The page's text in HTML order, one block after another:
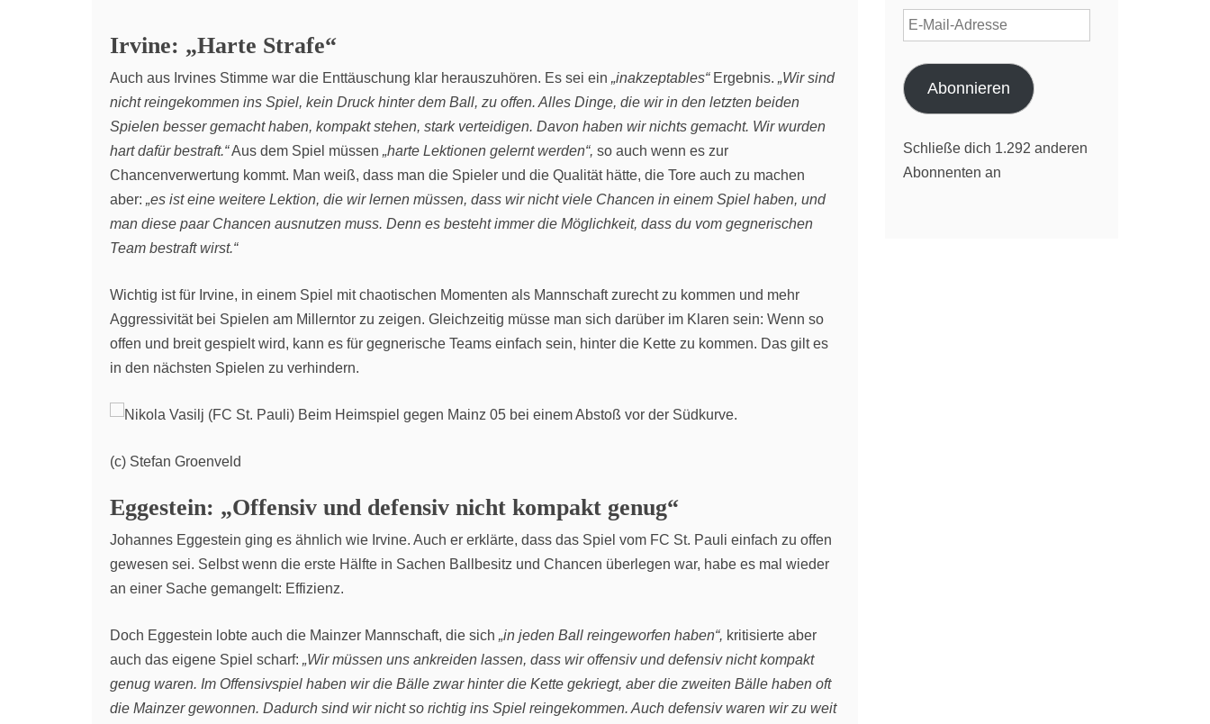
Irvine: „Harte Strafe“
Auch aus Irvines Stimme war die Enttäuschung klar herauszuhören. Es sei ein „inakzeptables“ Ergebnis. „Wir sind
nicht reingekommen ins Spiel, kein Druck hinter dem Ball, zu offen. Alles Dinge, die wir in den letzten beiden
Spielen besser gemacht haben, kompakt stehen, stark verteidigen. Davon haben wir nichts gemacht. Wir wurden
hart dafür bestraft.“Aus dem Spiel müssen „harte Lektionen gelernt werden“, so auch wenn es zur
Chancenverwertung kommt. Man weiß, dass man die Spieler und die Qualität hätte, die Tore auch zu machen
aber: „es ist eine weitere Lektion, die wir lernen müssen, dass wir nicht viele Chancen in einem Spiel haben, und
man diese paar Chancen ausnutzen muss. Denn es besteht immer die Möglichkeit, dass du vom gegnerischen
Team bestraft wirst.“
Wichtig ist für Irvine, in einem Spiel mit chaotischen Momenten als Mannschaft zurecht zu kommen und mehr
Aggressivität bei Spielen am Millerntor zu zeigen. Gleichzeitig müsse man sich darüber im Klaren sein: Wenn so
offen und breit gespielt wird, kann es für gegnerische Teams einfach sein, hinter die Kette zu kommen. Das gilt es
in den nächsten Spielen zu verhindern.
(c) Stefan Groenveld
Eggestein: „Offensiv und defensiv nicht kompakt genug“
Johannes Eggestein ging es ähnlich wie Irvine. Auch er erklärte, dass das Spiel vom FC St. Pauli einfach zu offen
gewesen sei. Selbst wenn die erste Hälfte in Sachen Ballbesitz und Chancen überlegen war, habe es mal wieder
an einer Sache gemangelt: Effizienz.
Doch Eggestein lobte auch die Mainzer Mannschaft, die sich „in jeden Ball reingeworfen haben“, kritisierte aber
auch das eigene Spiel scharf: „Wir müssen uns ankreiden lassen, dass wir offensiv und defensiv nicht kompakt
genug waren. Im Offensivspiel haben wir die Bälle zwar hinter die Kette gekriegt, aber die zweiten Bälle haben oft
die Mainzer gewonnen. Dadurch sind wir nicht so richtig ins Spiel reingekommen. Auch defensiv waren wir zu weit
E-
Mail-
Adresse
Abonnieren
Schließe dich 1.292 anderen
Abonnenten an